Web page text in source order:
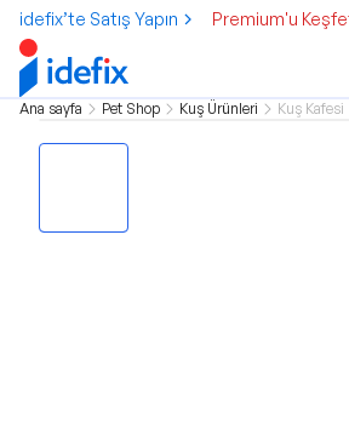
idefix’te Satış Yapın Premium'u
Ana sayfa Pet Shop Kuş Ürünleri Kuş Kafesi